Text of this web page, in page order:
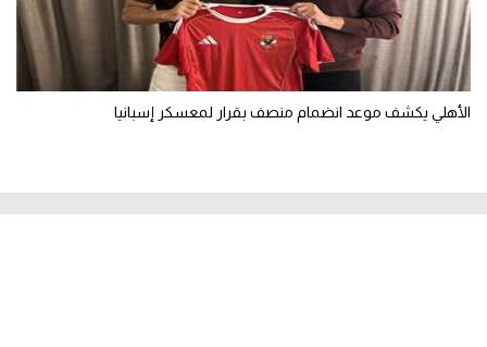
الأهلي يكشف موعد انضمام منصف بقرار لمعسكر إسبانيا